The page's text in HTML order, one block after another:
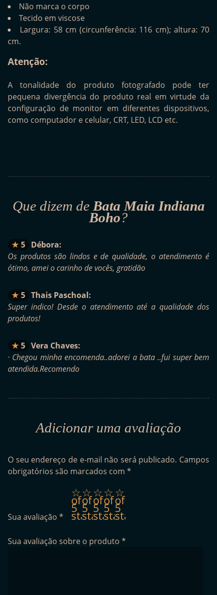
Não marca o corpo
Tecido em viscose
Largura: 58 cm (circunferência: 116 cm); altura: 70
cm.
Atenção:
A tonalidade do produto fotografado pode ter
pequena divergência do produto real em virtude da
configuração de monitor em diferentes dispositivos,
como computador e celular, CRT, LED, LCD etc.
Que dizem de Bata Maia Indiana
Boho?
5
Débora:
Os produtos são lindos e de qualidade, o atendimento é
ótimo, amei o carinho de vocês, gratidão
5 Thais Paschoal:
Super indico! Desde o atendimento até a qualidade dos
produtos!
5 Vera Chaves:
· Chegou minha encomenda..adorei a bata ..fui super bem
atendida.Recomendo
Adicionar uma avaliação
O seu endereço de e-mail não será publicado. Campos
obrigatórios são marcados com *
Sua avaliação *
1
of
5
stars
2
of
5
stars
3
of
5
stars
4
of
5
stars
of
5
stars
Sua avaliação sobre o produto *